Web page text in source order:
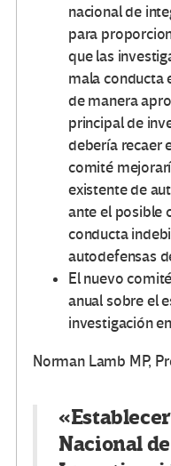
nacional de
para
que las
mala conducta
de manera
principal de
debería recaer
comité
existente de
ante el posible
conducta
autodefensas
El nuevo
anual sobre el
investigación
Norman Lamb MP,
Nacional